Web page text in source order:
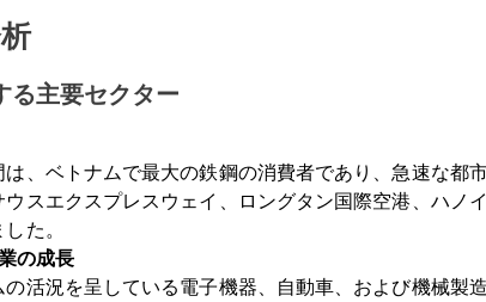
る主要セクター
は、ベトナムで最大の鉄鋼の消費者であり、急速な都
ウスエクスプレスウェイ、ロングタン国際空港、ハ
た。
の成長
の活況を呈している電子機器、自動車、および機械製